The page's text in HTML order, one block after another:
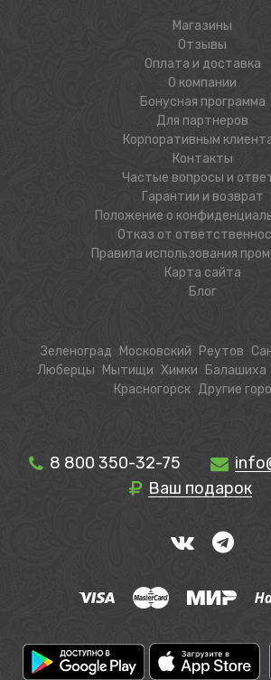
Магазины
Отзывы
Оплата и доставка
О компании
Бонусная программа
Для партнеров
Корпоративным
Контакты
Частые вопросы и
Гарантии и возврат
Положение о
Отказ от
Правила использования
Карта сайта
Блог
Зеленоград Московский Реутов
Люберцы
Мытищи Химки Балашиха
Красногорск Другие
8 800 350-32-75
Ваш подарок